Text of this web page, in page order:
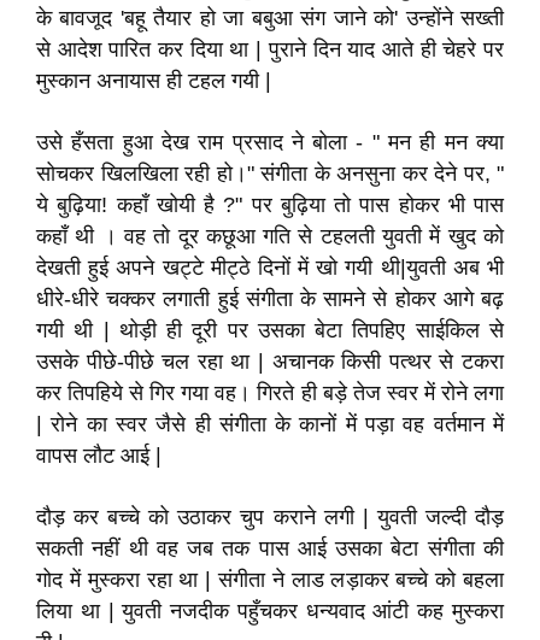
के बावजूद 'बहू तैयार हो जा बबुआ संग जाने को' उन्होंने सख्ती
से आदेश पारित कर दिया था | पुराने दिन याद आते ही चेहरे पर
मुस्कान अनायास ही टहल गयी |
उसे हँसता हुआ देख राम प्रसाद ने बोला - " मन ही मन क्या
सोचकर खिलखिला रही हो।" संगीता के अनसुना कर देने पर, "
ये बुढ़िया! कहाँ खोयी है ?" पर बुढ़िया तो पास होकर भी पास
कहाँ थी । वह तो दूर कछूआ गति से टहलती युवती में खुद को
देखती हुई अपने खट्टे मीट्ठे दिनों में खो गयी थी|युवती अब भी
धीरे-धीरे चक्कर लगाती हुई संगीता के सामने से होकर आगे बढ़
गयी थी | थोड़ी ही दूरी पर उसका बेटा तिपहिए साईकिल से
उसके पीछे-पीछे चल रहा था | अचानक किसी पत्थर से टकरा
कर तिपहिये से गिर गया वह। गिरते ही बड़े तेज स्वर में रोने लगा
| रोने का स्वर जैसे ही संगीता के कानों में पड़ा वह वर्तमान में
वापस लौट आई |
दौड़ कर बच्चे को उठाकर चुप कराने लगी | युवती जल्दी दौड़
सकती नहीं थी वह जब तक पास आई उसका बेटा संगीता की
गोद में मुस्करा रहा था | संगीता ने लाड लड़ाकर बच्चे को बहला
लिया था | युवती नजदीक पहुँचकर धन्यवाद आंटी कह मुस्करा